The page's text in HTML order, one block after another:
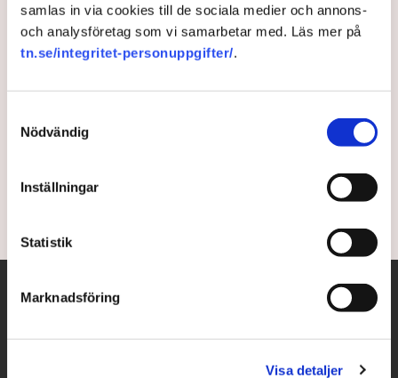
samlas in via cookies till de sociala medier och annons-
och analysföretag som vi samarbetar med. Läs mer på
tn.se/integritet-personuppgifter/.
Nödvändig
Inställningar
Statistik
Marknadsföring
Visa detaljer
Entreprenörer tipsar: Så
lyckas du med ditt företag i
USA
Det krävs att du bygger nätverk för att lyckas som